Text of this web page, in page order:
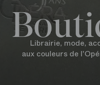
Librairie, mode,
aux couleurs de